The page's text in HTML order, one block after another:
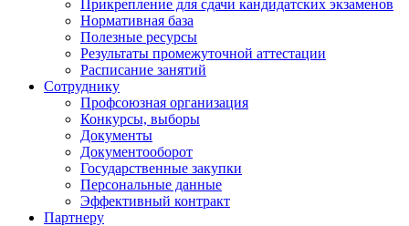
Прикрепление для сдачи кандидатских экзаменов
Нормативная база
Полезные ресурсы
Результаты промежуточной аттестации
Расписание занятий
Сотруднику
Профсоюзная организация
Конкурсы, выборы
Документы
Документооборот
Государственные закупки
Персональные данные
Эффективный контракт
Партнеру